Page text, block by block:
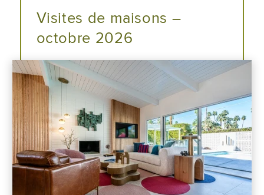
Visites de maisons –
octobre 2026